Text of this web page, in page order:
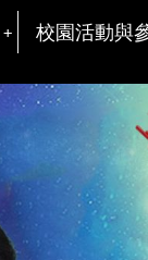
校園活動與